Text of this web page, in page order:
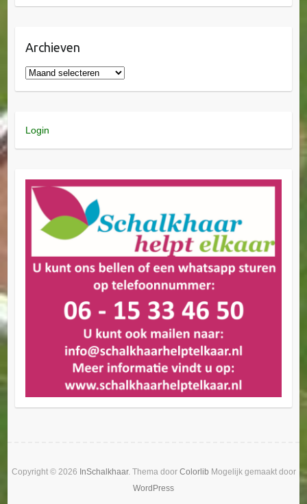
Archieven
Login
Copyright © 2026 InSchalkhaar. Thema door Colorlib Mogelijk gemaakt door
WordPress